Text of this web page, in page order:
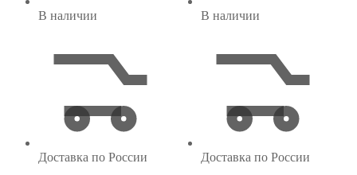
В наличии
Доставка по России
В наличии
Доставка по России